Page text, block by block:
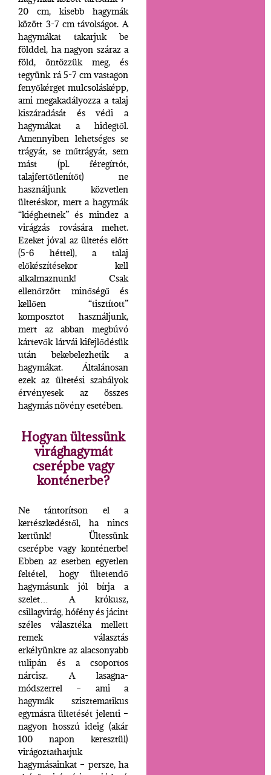
20 cm, kisebb hagymák
között 3-7 cm távolságot. A
hagymákat takarjuk be
földdel, ha nagyon száraz a
föld, öntözzük meg, és
tegyünk rá 5-7 cm vastagon
fenyőkérget mulcsolásképp,
ami megakadályozza a talaj
kiszáradását és védi a
hagymákat a hidegtől.
Amennyiben lehetséges se
trágyát, se műtrágyát, sem
mást (pl. féregírtót,
talajfertőtlenítőt) ne
használjunk közvetlen
ültetéskor, mert a hagymák
“kiéghetnek” és mindez a
virágzás rovására mehet.
Ezeket jóval az ültetés előtt
(5-6 héttel), a talaj
előkészítésekor kell
alkalmaznunk! Csak
ellenőrzött minőségű és
kellően “tisztított”
komposztot használjunk,
mert az abban megbúvó
kártevők lárvái kifejlődésük
után bekebelezhetik a
hagymákat. Általánosan
ezek az ültetési szabályok
érvényesek az összes
hagymás növény esetében.
Hogyan ültessünk
virághagymát
cserépbe vagy
konténerbe?
Ne tántorítson el a
kertészkedéstől, ha nincs
kertünk! Ültessünk
cserépbe vagy konténerbe!
Ebben az esetben egyetlen
feltétel, hogy ültetendő
hagymásunk jól bírja a
szelet… A krókusz,
csillagvirág, hófény és jácint
széles választéka mellett
remek választás
erkélyünkre az alacsonyabb
tulipán és a csoportos
nárcisz. A lasagna-
módszerrel – ami a
hagymák szisztematikus
egymásra ültetését jelenti –
nagyon hosszú ideig (akár
100 napon keresztül)
virágoztathatjuk
hagymásainkat – persze, ha